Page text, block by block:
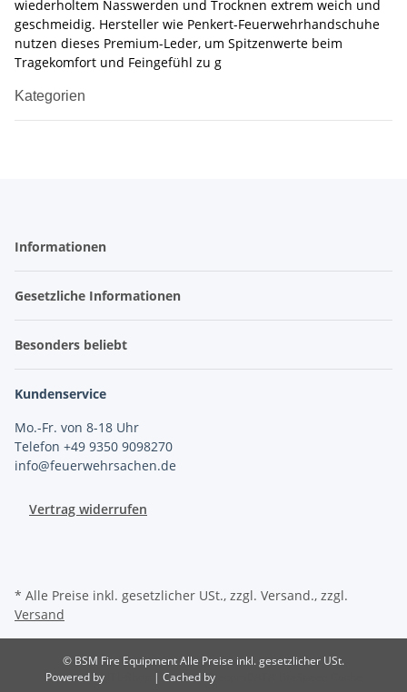
wiederholtem Nasswerden und Trocknen extrem weich und
geschmeidig. Hersteller wie Penkert-Feuerwehrhandschuhe
nutzen dieses Premium-Leder, um Spitzenwerte beim
Tragekomfort und Feingefühl zu g
Kategorien
Informationen
Gesetzliche Informationen
Besonders beliebt
Kundenservice
Mo.-Fr. von 8-18 Uhr
Telefon +49 9350 9098270
info@feuerwehrsachen.de
Vertrag widerrufen
* Alle Preise inkl. gesetzlicher USt., zzgl. Versand., zzgl.
Versand
© BSM Fire EquipmentAlle Preise inkl. gesetzlicher USt.
Powered by
| Cached by